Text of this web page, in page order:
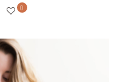
0